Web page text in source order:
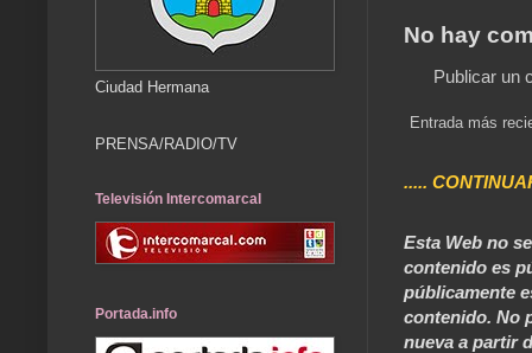
No hay
Publicar un
Entrada más
.....
Esta Web no
contenido es
públicamente
contenido. No
nueva a partir
Ciudad Hermana
PRENSA/RADIO/TV
Televisión Intercomarcal
Portada.info